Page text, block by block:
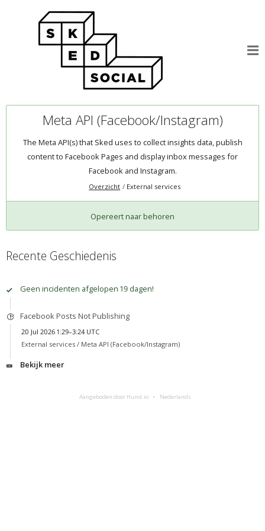
Meta API (Facebook/Instagram)
The Meta API(s) that Sked uses to collect insights data, publish
content to Facebook Pages and display inbox messages for
Facebook and Instagram.
Overzicht External services
Opereert naar behoren
Recente Geschiedenis
Geen incidenten afgelopen 19 dagen!
Facebook Posts Not Publishing
20 Jul 2026 1:29–3:24 UTC
External services / Meta API (Facebook/Instagram)
Bekijk meer
Aangeboden door Hund.io Nederlands